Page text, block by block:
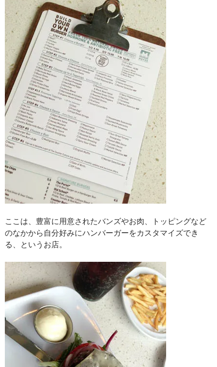
ここは、豊富に用意されたバンズやお肉、トッピングなど
のなかから自分好みにハンバーガーをカスタマイズでき
る、というお店。